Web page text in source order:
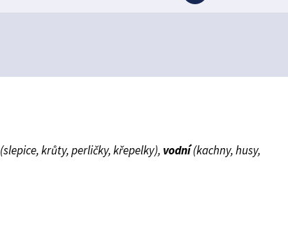
(slepice, krůty, perličky, křepelky), vodní(kachny, husy,